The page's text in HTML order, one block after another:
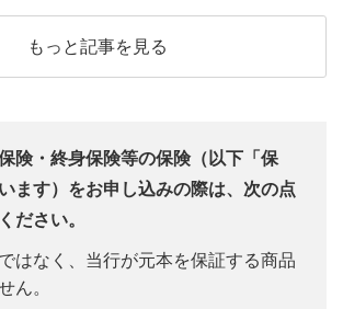
もっと記事を見る
険・終身保険等の保険（以下「保
ます）をお申し込みの際は、次の点
ださい。
はなく、当行が元本を保証する商品
ん。